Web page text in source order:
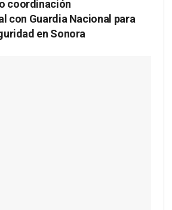
coordinación
con Guardia Nacional para
en Sonora